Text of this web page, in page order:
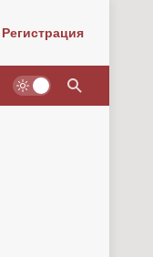
Регистрация